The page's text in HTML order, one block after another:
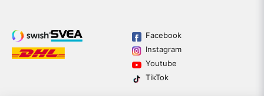
Facebook
Instagram
Youtube
TikTok